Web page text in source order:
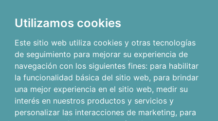
Utilizamos cookies
Este sitio web utiliza cookies y otras tecnologías
de seguimiento para mejorar su experiencia de
navegación con los siguientes fines: para habilitar
la funcionalidad básica del sitio web, para brindar
una mejor experiencia en el sitio web, medir su
interés en nuestros productos y servicios y
personalizar las interacciones de marketing, para